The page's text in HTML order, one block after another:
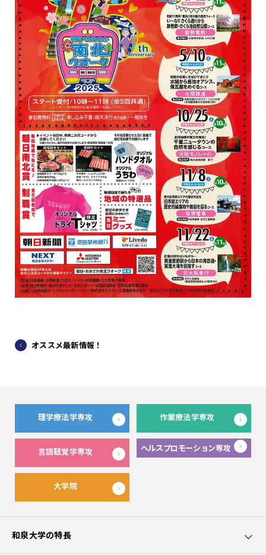
オススメ最新情報！
理学療法学専攻 作業療法学専攻
言語聴覚学専攻 ヘルスプロモーション専攻
大学院
和泉大学の特長